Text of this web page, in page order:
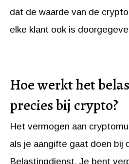
dat de waarde van de
elke klant ook is
Hoe werkt het
precies bij crypto?
Het vermogen aan
als je aangifte gaat doen bij
Belastingdienst. Je bent